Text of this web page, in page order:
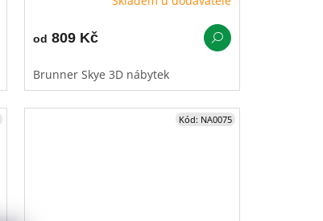
od 809 Kč
Brunner Skye 3D nábytek
Kód: NA0075